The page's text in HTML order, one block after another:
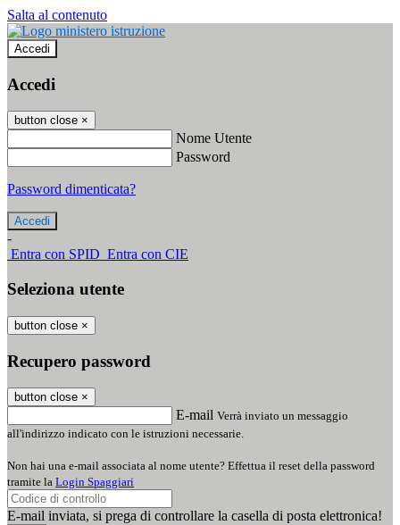
Salta al contenuto
Accedi
Accedi
button close ×
Nome Utente
Password
Password dimenticata?
-
Entra con SPID Entra con CIE
Seleziona utente
button close ×
Recupero password
button close ×
E-mail Verrà inviato un messaggio
all'indirizzo indicato con le istruzioni necessarie.
Non hai una e-mail associata al nome utente? Effettua il reset della password
tramite la Login Spaggiari
E-mail inviata, si prega di controllare la casella di posta elettronica!